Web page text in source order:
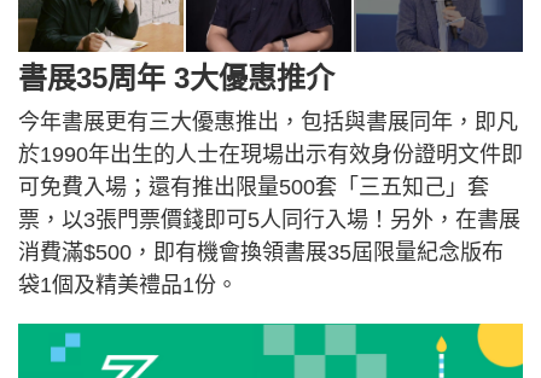
書展35周年 3大優惠推介
今年書展更有三大優惠推出，包括與書展同年，即凡
於1990年出生的人士在現場出示有效身份證明文件即
可免費入場；還有推出限量500套「三五知己」套
票，以3張門票價錢即可5人同行入場！另外，在書展
消費滿$500，即有機會換領書展35屆限量紀念版布
袋1個及精美禮品1份。